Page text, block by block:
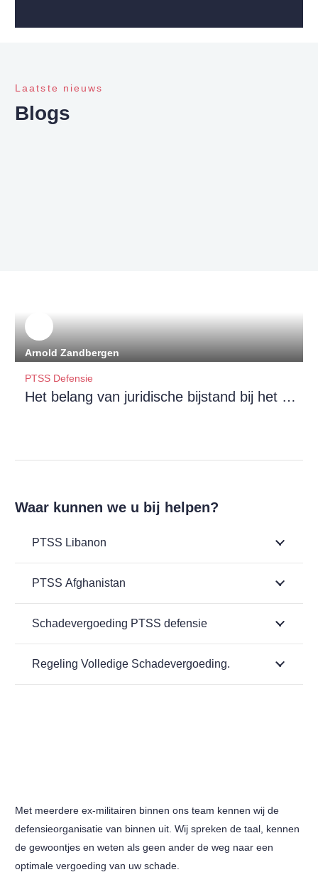
Laatste nieuws
Blogs
Arnold Zandbergen
PTSS Defensie
Het belang van juridische bijstand bij het verkrijgen van uitkeringen voor militairen met PTSS
Waar kunnen we u bij helpen?
PTSS Libanon
PTSS Afghanistan
Schadevergoeding PTSS defensie
Regeling Volledige Schadevergoeding.
Met meerdere ex-militairen binnen ons team kennen wij de
defensieorganisatie van binnen uit. Wij spreken de taal, kennen
de gewoontjes en weten als geen ander de weg naar een
optimale vergoeding van uw schade.